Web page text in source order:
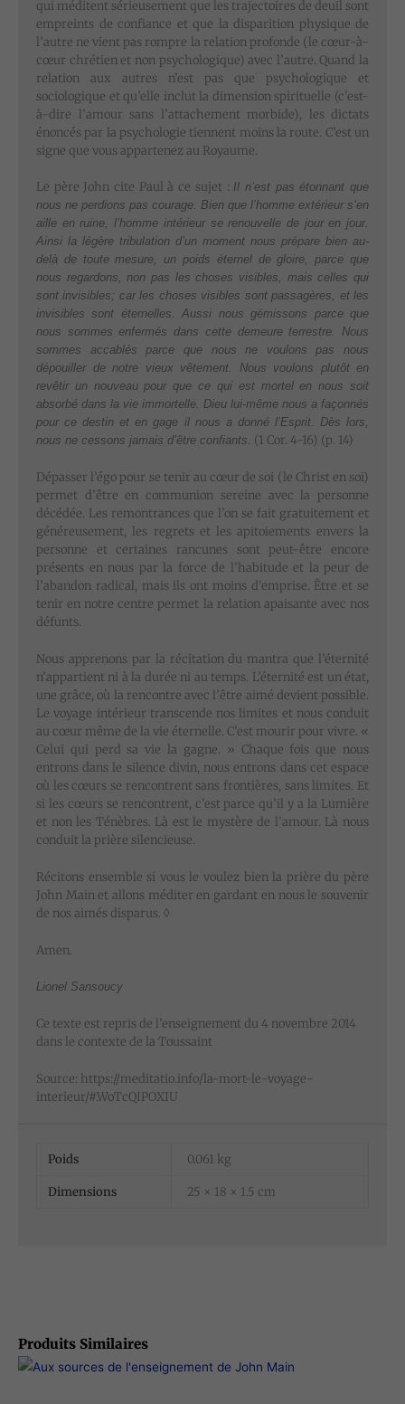
Produits Similaires
qui méditent sérieusement que les trajectoires de deuil sont
empreints de confiance et que la disparition physique de
l’autre ne vient pas rompre la relation profonde (le cœur-à-
cœur chrétien et non psychologique) avec l’autre. Quand la
relation aux autres n’est pas que psychologique et
sociologique et qu’elle inclut la dimension spirituelle (c’est-
à-dire l’amour sans l’attachement morbide), les dictats
énoncés par la psychologie tiennent moins la route. C’est un
signe que vous appartenez au Royaume.
Le père John cite Paul à ce sujet : Il n’est pas étonnant que
nous ne perdions pas courage. Bien que l’homme extérieur s’en
aille en ruine, l’homme intérieur se renouvelle de jour en jour.
Ainsi la légère tribulation d’un moment nous prépare bien au-
delà de toute mesure, un poids éternel de gloire, parce que
nous regardons, non pas les choses visibles, mais celles qui
sont invisibles; car les choses visibles sont passagères, et les
invisibles sont éternelles. Aussi nous gémissons parce que
nous sommes enfermés dans cette demeure terrestre. Nous
sommes accablés parce que nous ne voulons pas nous
dépouiller de notre vieux vêtement. Nous voulons plutôt en
revêtir un nouveau pour que ce qui est mortel en nous soit
absorbé dans la vie immortelle. Dieu lui-même nous a façonnés
pour ce destin et en gage il nous a donné l’Esprit. Dès lors,
nous ne cessons jamais d’être confiants. (1 Cor. 4-16) (p. 14)
Dépasser l’égo pour se tenir au cœur de soi (le Christ en soi)
permet d’être en communion sereine avec la personne
décédée. Les remontrances que l’on se fait gratuitement et
généreusement, les regrets et les apitoiements envers la
personne et certaines rancunes sont peut-être encore
présents en nous par la force de l’habitude et la peur de
l’abandon radical, mais ils ont moins d’emprise. Être et se
tenir en notre centre permet la relation apaisante avec nos
défunts.
Nous apprenons par la récitation du mantra que l’éternité
n’appartient ni à la durée ni au temps. L’éternité est un état,
une grâce, où la rencontre avec l’être aimé devient possible.
Le voyage intérieur transcende nos limites et nous conduit
au cœur même de la vie éternelle. C’est mourir pour vivre. «
Celui qui perd sa vie la gagne. » Chaque fois que nous
entrons dans le silence divin, nous entrons dans cet espace
où les cœurs se rencontrent sans frontières, sans limites. Et
si les cœurs se rencontrent, c’est parce qu’il y a la Lumière
et non les Ténèbres. Là est le mystère de l’amour. Là nous
conduit la prière silencieuse.
Récitons ensemble si vous le voulez bien la prière du père
John Main et allons méditer en gardant en nous le souvenir
de nos aimés disparus. ◊
Amen.
Lionel Sansoucy
Ce texte est repris de l’enseignement du 4 novembre 2014
dans le contexte de la Toussaint
Source: https://meditatio.info/la-mort-le-voyage-
interieur/#.WoTcQIPOXIU
Poids 0.061 kg
Dimensions 25 × 18 × 1.5 cm